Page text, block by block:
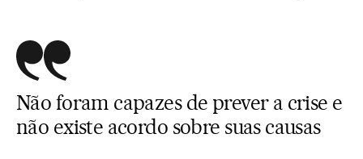
Não foram capazes de prever a crise e
não existe acordo sobre suas causas